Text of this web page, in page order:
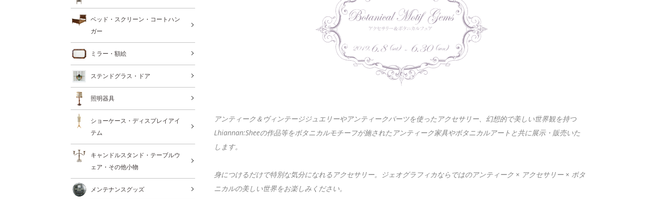
アンティーク＆ヴィンテージジュエリーやアンティークパーツを使ったアクセサリー、幻想的で美しい世界観を持つ
Lhiannan:Sheeの作品等をボタニカルモチーフが施されたアンティーク家具やボタニカルアートと共に展示・販売いた
します。
身につけるだけで特別な気分になれるアクセサリー。ジェオグラフィカならではのアンティーク × アクセサリー × ボタ
ニカルの美しい世界をお楽しみください。
ベッド・スクリーン・コートハン
ガー
ミラー・額絵
ステンドグラス・ドア
照明器具
ショーケース・ディスプレイアイ
テム
キャンドルスタンド・テーブルウ
ェア・その他小物
メンテナンスグッズ